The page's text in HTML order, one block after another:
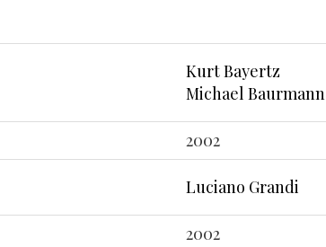
Kurt Bayertz
Michael Baurmann
2002
Luciano Grandi
2002